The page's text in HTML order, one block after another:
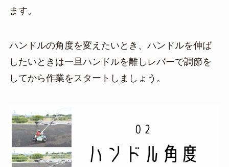
ます。
ハンドルの角度を変えたいとき、ハンドルを伸ば
したいときは一旦ハンドルを離しレバーで調節を
してから作業をスタートしましょう。